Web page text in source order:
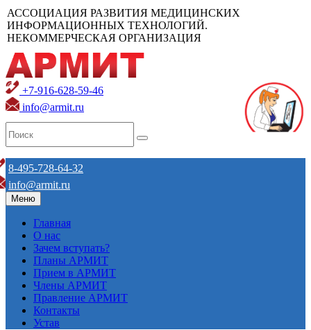
АССОЦИАЦИЯ РАЗВИТИЯ МЕДИЦИНСКИХ
ИНФОРМАЦИОННЫХ ТЕХНОЛОГИЙ.
НЕКОММЕРЧЕСКАЯ ОРГАНИЗАЦИЯ
+7-916-628-59-46
info@armit.ru
8-495-728-64-32
info@armit.ru
Меню
Главная
О нас
Зачем вступать?
Планы АРМИТ
Прием в АРМИТ
Члены АРМИТ
Правление АРМИТ
Контакты
Устав